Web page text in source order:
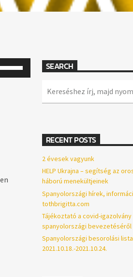
SEARCH
RECENT POSTS
2 évesek vagyunk
HELP Ukrajna – segítség az
háború menekültjeinek
Spanyolországi hírek,
tothbrigitta.com
Tájékoztató a covid-igazolvány
spanyolországi bevezetéséről
Spanyolországi besorolási
2021.10.18.-2021.10.24.